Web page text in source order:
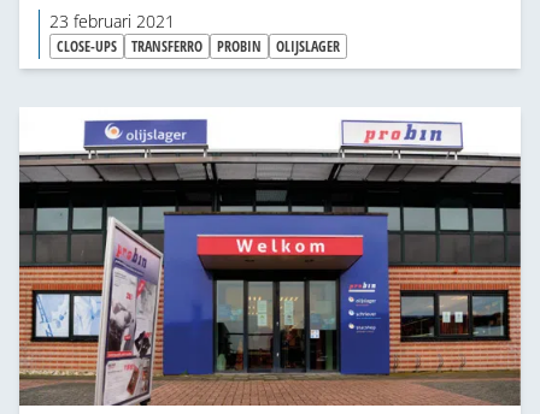
23 februari 2021
CLOSE-UPS TRANSFERRO PROBIN OLIJSLAGER